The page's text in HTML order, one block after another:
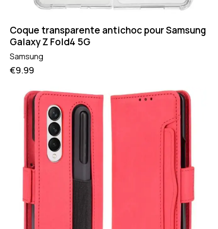
Coque transparente antichoc pour Samsung
Galaxy Z Fold4 5G
Samsung
€9.99